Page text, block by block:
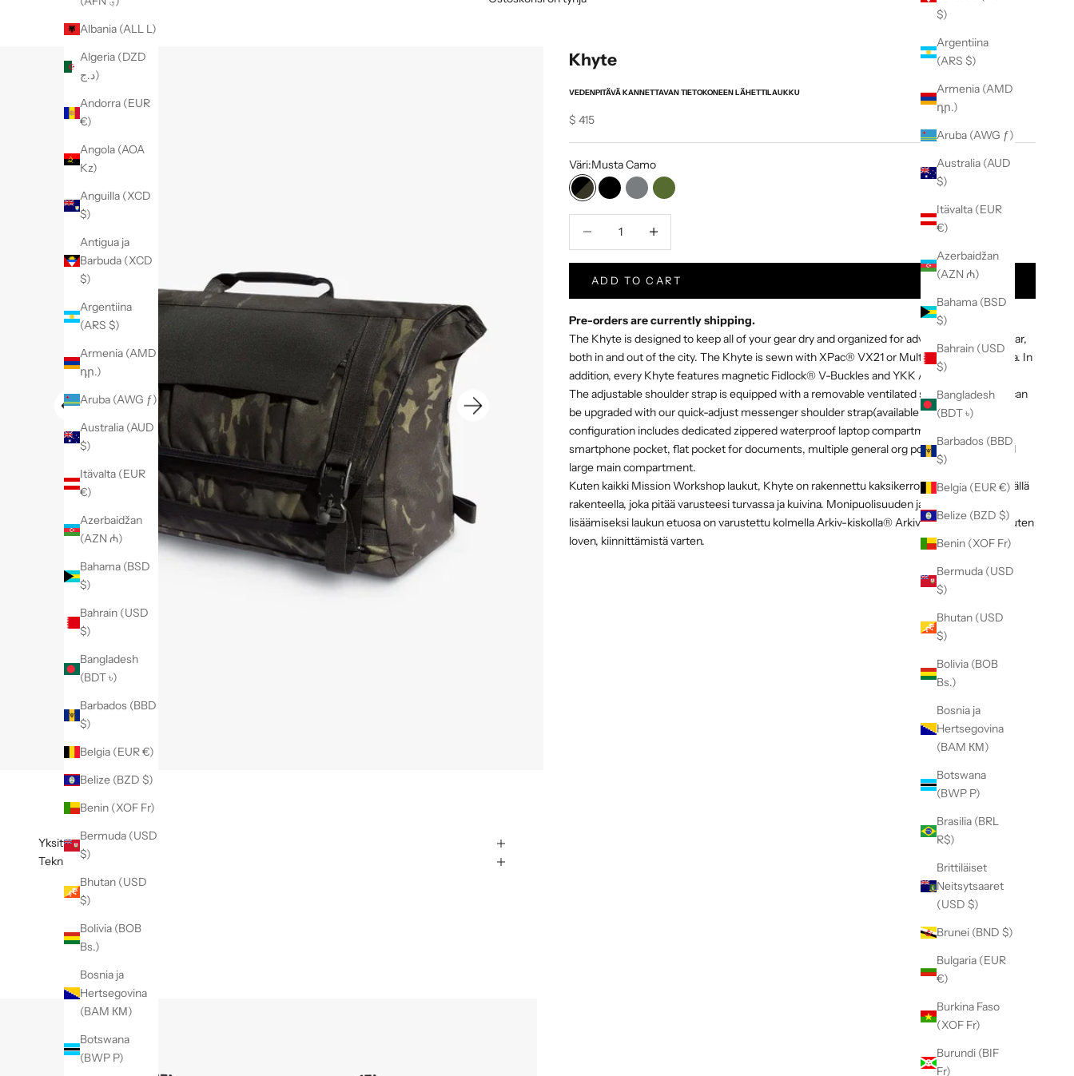
$)
Argentiina
(ARS $)
Armenia (AMD
դր.)
Aruba (AWG ƒ)
Australia (AUD
$)
Itävalta (EUR
€)
Azerbaidžan
(AZN ₼)
Bahama (BSD
$)
Bahrain (USD
$)
Bangladesh
(BDT ৳)
Barbados (BBD
$)
Belgia (EUR €)
Belize (BZD $)
Benin (XOF Fr)
Bermuda (USD
$)
Bhutan (USD
$)
Bolivia (BOB
Bs.)
Bosnia ja
Hertsegovina
(BAM КМ)
Botswana
(BWP P)
Brasilia (BRL
R$)
Brittiläiset
Neitsytsaaret
(USD $)
Brunei (BND $)
Bulgaria (EUR
€)
Burkina Faso
(XOF Fr)
Burundi (BIF
Fr)
Albania (ALL L)
Algeria (DZD
د.ج)
Andorra (EUR
€)
Angola (AOA
Kz)
Anguilla (XCD
$)
Antigua ja
Barbuda (XCD
$)
Argentiina
(ARS $)
Armenia (AMD
դր.)
Aruba (AWG ƒ)
Australia (AUD
$)
Itävalta (EUR
€)
Azerbaidžan
(AZN ₼)
Bahama (BSD
$)
Bahrain (USD
$)
Bangladesh
(BDT ৳)
Barbados (BBD
$)
Belgia (EUR €)
Belize (BZD $)
Benin (XOF Fr)
Bermuda (USD
$)
Bhutan (USD
$)
Bolivia (BOB
Bs.)
Bosnia ja
Hertsegovina
(BAM КМ)
Botswana
(BWP P)
Khyte
VEDENPITÄVÄ KANNETTAVAN TIETOKONEEN LÄHETTILAUKKU
Sale price
$ 415
Väri:Musta Camo
Musta Camo
Musta VXHarmaa VX
Oliivi VX
ADD TO CART
Pre-orders are currently shipping.
The Khyte is designed to keep all of your gear dry and organized for adventures near and far,
both in and out of the city. The Khyte is sewn with XPac® VX21 or Multicam Black Cordura. In
addition, every Khyte features magnetic Fidlock® V-Buckles and YKK Aquaquard zippers.
The adjustable shoulder strap is equipped with a removable ventilated shoulder pad, and can
be upgraded with our quick-adjust messenger shoulder strap(available below). Pocket
configuration includes dedicated zippered waterproof laptop compartment, tricot-lined
smartphone pocket, flat pocket for documents, multiple general org pockets, key clip, and
large main compartment.
Kuten kaikki Mission Workshop laukut, Khyte on rakennettu kaksikerroksisella vedenpitävällä
rakenteella, joka pitää varusteesi turvassa ja kuivina. Monipuolisuuden ja räätälöinnin
lisäämiseksi laukun etuosa on varustettu kolmella Arkiv-kiskolla® Arkiv-lisävarusteiden, kuten
loven, kiinnittämistä varten.
Yksityiskohdat
Tekniset tiedot